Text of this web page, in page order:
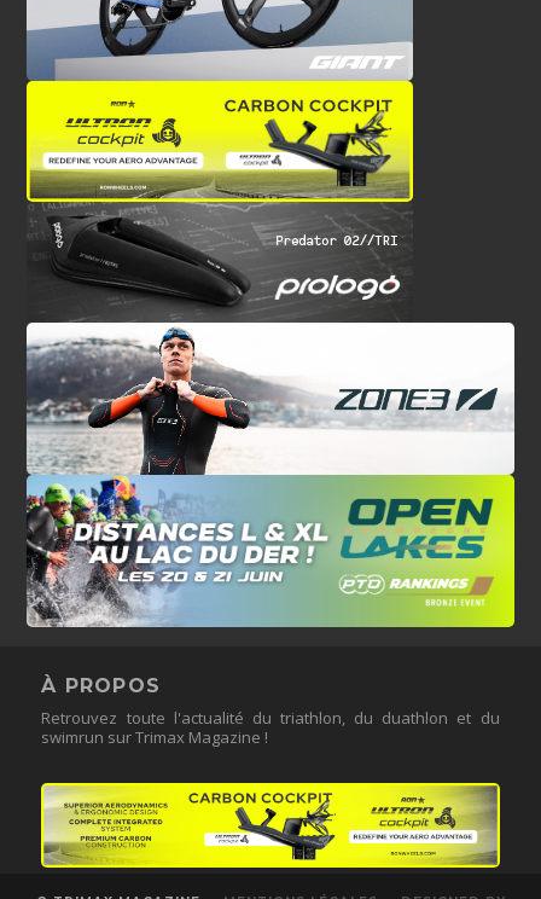
À PROPOS
Retrouvez toute l'actualité du triathlon, du duathlon et du
swimrun sur Trimax Magazine !